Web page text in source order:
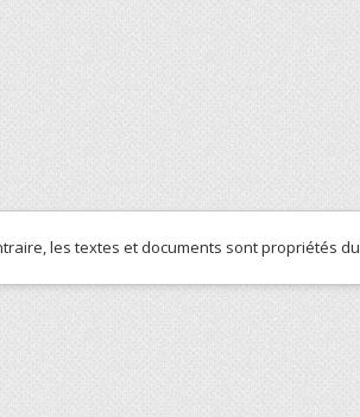
les textes et documents sont propriétés